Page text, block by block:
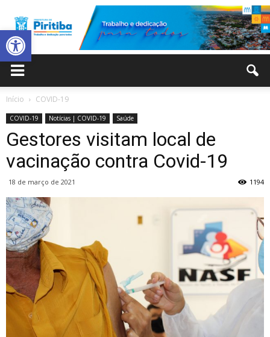
Abrir a barra de ferramentas
Municipal
Início COVID-19
COVID-19 Notícias | COVID-19 Saúde
Gestores visitam local de
vacinação contra Covid-19
18 de março de 2021 1194